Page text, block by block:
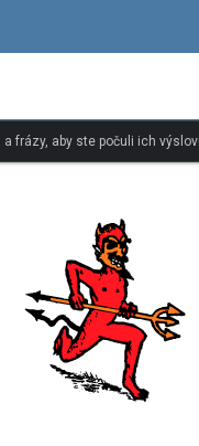
frázy, aby ste počuli ich